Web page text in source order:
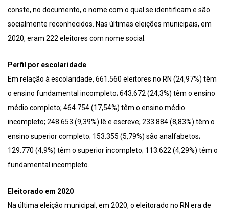
conste, no documento, o nome com o qual se identificam e são
socialmente reconhecidos. Nas últimas eleições municipais, em
2020, eram 222 eleitores com nome social.
Perfil por escolaridade
Em relação à escolaridade, 661.560 eleitores no RN (24,97%) têm
o ensino fundamental incompleto; 643.672 (24,3%) têm o ensino
médio completo; 464.754 (17,54%) têm o ensino médio
incompleto; 248.653 (9,39%) lê e escreve; 233.884 (8,83%) têm o
ensino superior completo; 153.355 (5,79%) são analfabetos;
129.770 (4,9%) têm o superior incompleto; 113.622 (4,29%) têm o
fundamental incompleto.
Eleitorado em 2020
Na última eleição municipal, em 2020, o eleitorado no RN era de